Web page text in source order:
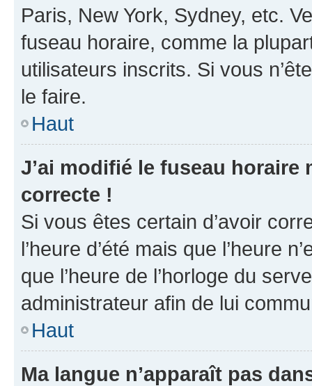
Paris, New York, Sydney, etc.
fuseau horaire, comme la
utilisateurs inscrits. Si vous
le faire.
Haut
J’ai modifié le fuseau horaire
correcte !
Si vous êtes certain d’avoir
l’heure d’été mais que l’heure
que l’heure de l’horloge du
administrateur afin de lui
Haut
Ma langue n’apparaît pas